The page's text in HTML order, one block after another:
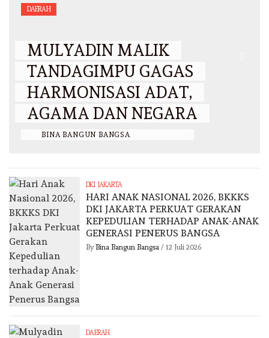
DAERAH
MULYADIN MALIK
TANDAGIMPU GAGAS
HARMONISASI ADAT,
AGAMA DAN NEGARA
BINA BANGUN BANGSA
DKI JAKARTA
HARI ANAK NASIONAL 2026, BKKKS
DKI JAKARTA PERKUAT GERAKAN
KEPEDULIAN TERHADAP ANAK-ANAK
GENERASI PENERUS BANGSA
By Bina Bangun Bangsa / 12 Juli 2026
DAERAH